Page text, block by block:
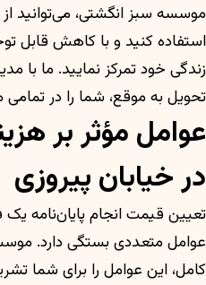
موسسه سبز انگشتی، می‌توانید
استفاده کنید و با کاهش قابل
زندگی خود تمرکز نمایید. ما با
تحویل به موقع، شما را در
عوامل مؤثر بر
در خیابان پیروزی
تعیین قیمت انجام پایان‌نامه
عوامل متعددی بستگی دارد.
کامل، این عوامل را برای شما